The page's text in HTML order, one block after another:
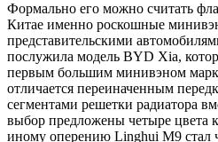
Формально его можно считать
Китае именно роскошные
представительскими
послужила модель BYD Xia,
первым большим минивэном
отличается переиначенным
сегментами решетки радиатора
выбор предложены четыре цвета
иному оперению Linghui M9 стал